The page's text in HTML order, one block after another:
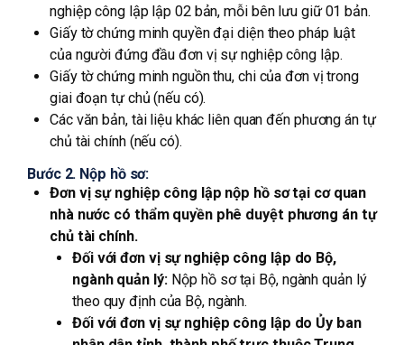
nghiệp công lập lập 02 bản, mỗi bên lưu giữ 01 bản.
Giấy tờ chứng minh quyền đại diện theo pháp luật
của người đứng đầu đơn vị sự nghiệp công lập.
Giấy tờ chứng minh nguồn thu, chi của đơn vị trong
giai đoạn tự chủ (nếu có).
Các văn bản, tài liệu khác liên quan đến phương án tự
chủ tài chính (nếu có).
Bước 2. Nộp hồ sơ:
Đơn vị sự nghiệp công lập nộp hồ sơ tại cơ quan
nhà nước có thẩm quyền phê duyệt phương án tự
chủ tài chính.
Đối với đơn vị sự nghiệp công lập do Bộ,
ngành quản lý:Nộp hồ sơ tại Bộ, ngành quản lý
theo quy định của Bộ, ngành.
Đối với đơn vị sự nghiệp công lập do Ủy ban